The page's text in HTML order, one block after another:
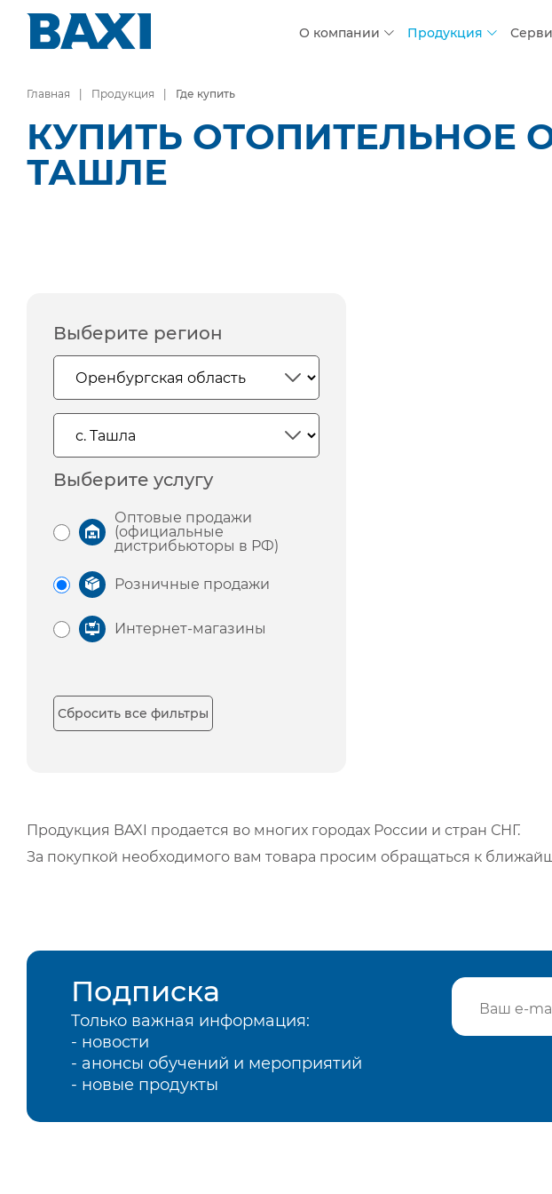
О компании Продукция
Главная Продукция Где купить
КУПИТЬ ОТОПИТЕЛЬНОЕ
ТАШЛЕ
Выберите регион
Выберите услугу
Оптовые продажи
(официальные
дистрибьюторы в РФ)
Розничные продажи
Интернет-магазины
Сбросить все фильтры
Продукция BAXI продается во многих городах России и стран СНГ.
За покупкой необходимого вам товара просим обращаться к
Подписка
Только важная информация:
- новости
- анонсы обучений и мероприятий
- новые продукты